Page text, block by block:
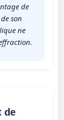
de
son
ne
de